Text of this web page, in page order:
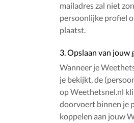
mailadres zal niet
persoonlijke profiel
plaatst.
3. Opslaan van jouw
Wanneer je
je bekijkt, de
op Weethetsnel.nl
doorvoert binnen je
koppelen aan jouw